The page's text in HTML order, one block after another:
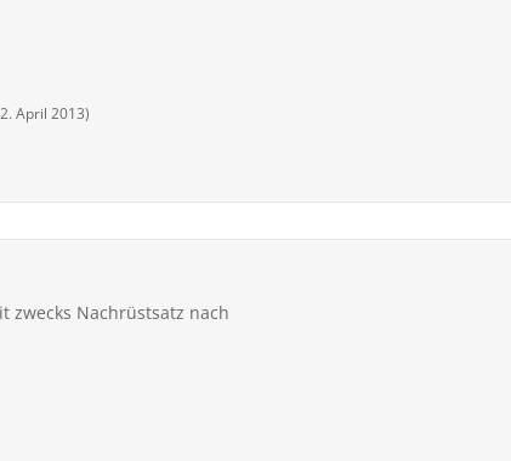
April 2013)
zwecks Nachrüstsatz nach